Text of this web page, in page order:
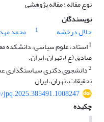
نوع مقاله : مقاله پژوهشی
نویسندگان
جلال درخشه
1 محمد
1استاد، علوم سیاسی، دانشکده
صادق (ع)، تهران، ایران.
2دانشجوی دکتری سیاستگذاری
تحقیقات، تهران، ایران
jpq.2025.385491.1008247
چکیده